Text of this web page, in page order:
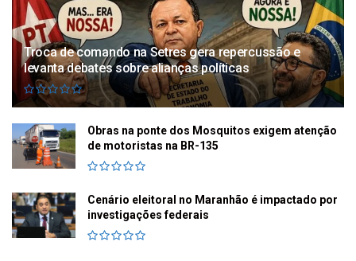
Troca de comando na Setres gera repercussão e
levanta debates sobre alianças políticas
Obras na ponte dos Mosquitos exigem atenção
de motoristas na BR-135
Cenário eleitoral no Maranhão é impactado por
investigações federais